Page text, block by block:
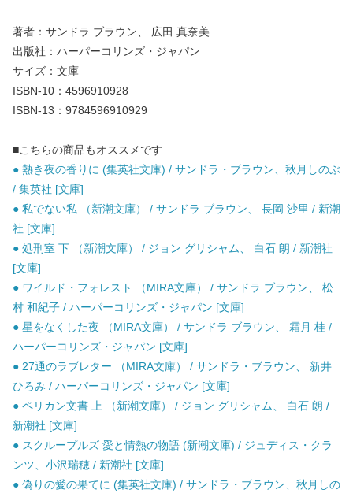
著者：サンドラ ブラウン、 広田 真奈美
出版社：ハーパーコリンズ・ジャパン
サイズ：文庫
ISBN-10：4596910928
ISBN-13：9784596910929
■こちらの商品もオススメです
● 熱き夜の香りに (集英社文庫) / サンドラ・ブラウン、秋月しのぶ
/ 集英社 [文庫]
● 私でない私 （新潮文庫） / サンドラ ブラウン、 長岡 沙里 / 新潮
社 [文庫]
● 処刑室 下 （新潮文庫） / ジョン グリシャム、 白石 朗 / 新潮社
[文庫]
● ワイルド・フォレスト （MIRA文庫） / サンドラ ブラウン、 松
村 和紀子 / ハーパーコリンズ・ジャパン [文庫]
● 星をなくした夜 （MIRA文庫） / サンドラ ブラウン、 霜月 桂 /
ハーパーコリンズ・ジャパン [文庫]
● 27通のラブレター （MIRA文庫） / サンドラ・ブラウン、 新井
ひろみ / ハーパーコリンズ・ジャパン [文庫]
● ペリカン文書 上 （新潮文庫） / ジョン グリシャム、 白石 朗 /
新潮社 [文庫]
● スクループルズ 愛と情熱の物語 (新潮文庫) / ジュディス・クラ
ンツ、小沢瑞穂 / 新潮社 [文庫]
● 偽りの愛の果てに (集英社文庫) / サンドラ・ブラウン、秋月しの